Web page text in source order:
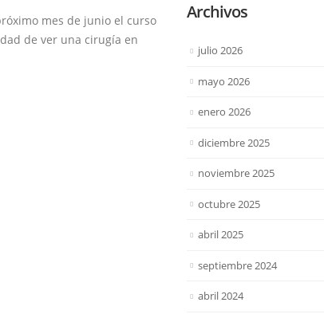
mes de junio el curso
de ver una cirugía en
Archivos
julio 2026
mayo 2026
enero 2026
diciembre 2025
noviembre 2025
octubre 2025
abril 2025
septiembre 2024
abril 2024